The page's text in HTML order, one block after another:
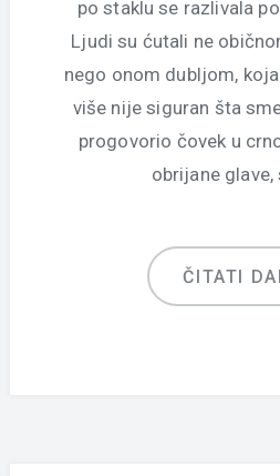
po staklu se razlivala
Ljudi su ćutali ne
nego onom dubljom,
više nije siguran šta
progovorio čovek u
obrijane
ČITATI